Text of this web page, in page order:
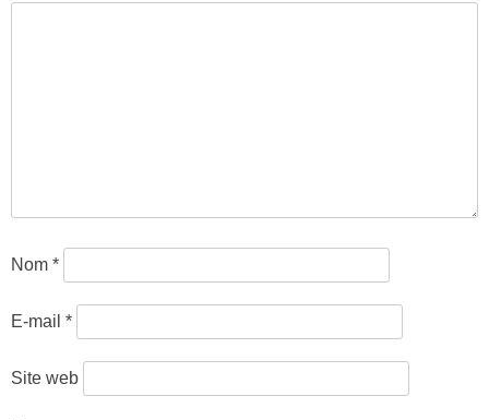
Nom *
E-mail *
Site web